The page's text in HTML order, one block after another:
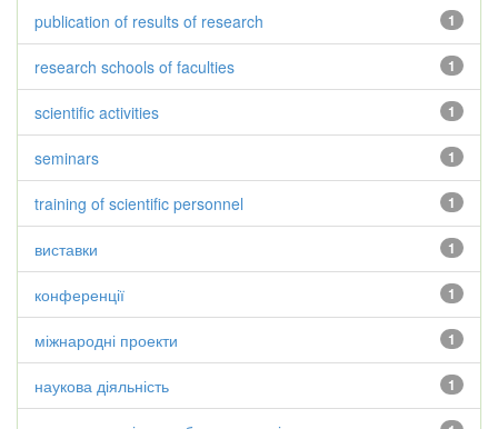
1
publication of results of research
1
research schools of faculties
1
scientific activities
1
seminars
1
training of scientific personnel
1
виставки
1
конференції
1
міжнародні проекти
1
наукова діяльність